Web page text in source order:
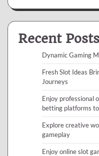
Recent Posts
Dynamic Gaming
Fresh Slot Ideas
Journeys
Enjoy professional
betting platforms
Explore creative
gameplay
Enjoy online slot